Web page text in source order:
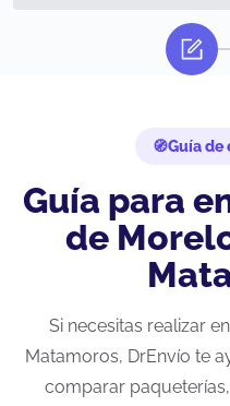
Guía de
Guía para
de
Si necesitas realizar
Matamoros, DrEnvío te
comparar